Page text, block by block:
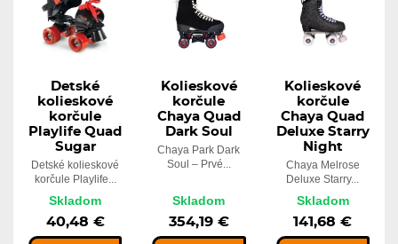
Detské
kolieskové
korčule
Playlife Quad
Sugar
Detské kolieskové
korčule Playlife...
Skladom
40,48 €
Kolieskové
korčule
Chaya Quad
Dark Soul
Chaya Park Dark
Soul – Prvé...
Skladom
354,19 €
Kolieskové
korčule
Chaya Quad
Deluxe Starry
Night
Chaya Melrose
Deluxe Starry...
Skladom
141,68 €